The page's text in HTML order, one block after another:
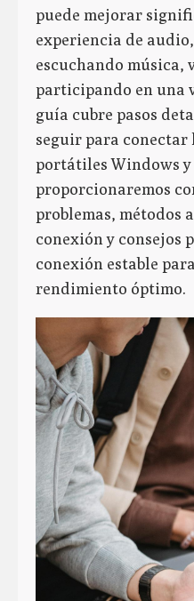
puede mejorar
experiencia de audio,
escuchando música,
participando en una
guía cubre pasos
seguir para conectar
portátiles Windows y
proporcionaremos
problemas, métodos
conexión y consejos
conexión estable
rendimiento óptimo.